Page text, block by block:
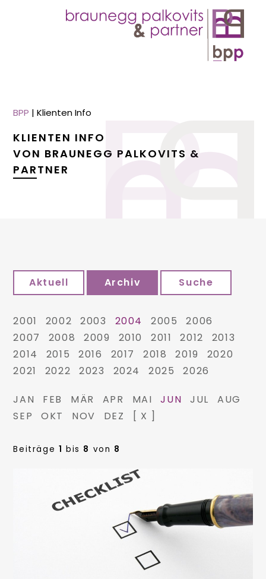
BPP |Klienten Info
KLIENTEN INFO
VON BRAUNEGG PALKOVITS &
PARTNER
Aktuell Archiv Suche
2001 2002 2003 2004 2005
2006
2007
2008 2009 2010 2011 2012
2013
2014
2015 2016 2017 2018 2019
2020
2021
2022 2023 2024 2025 2026
JAN FEB MÄR APR MAI JUN JUL
AUG
SEP
OKT NOV DEZ [ X ]
Beiträge 1 bis 8 von 8